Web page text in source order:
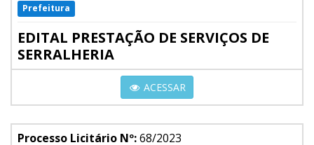
Prefeitura
EDITAL PRESTAÇÃO DE SERVIÇOS DE
SERRALHERIA
ACESSAR
Processo Licitário Nº:68/2023